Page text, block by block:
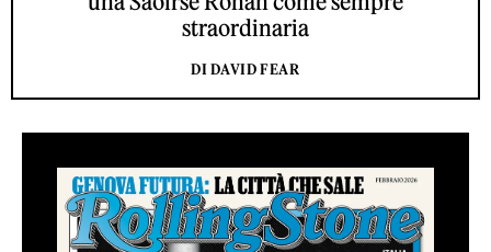
straordinaria
DI DAVID FEAR